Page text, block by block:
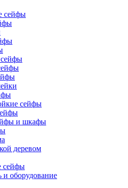
сейфы
сейфы
и шкафы
деревом
сейфы
оборудование